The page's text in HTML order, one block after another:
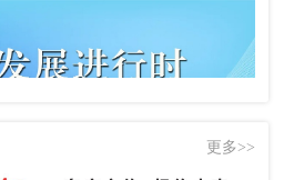
更多>>